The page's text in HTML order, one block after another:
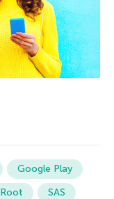
Google Play
Root
SAS